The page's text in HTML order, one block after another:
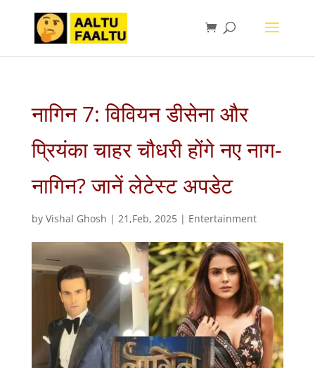
नागिन 7: विवियन डीसेना और
प्रियंका चाहर चौधरी होंगे नए नाग-
नागिन? जानें लेटेस्ट अपडेट
by Vishal Ghosh | 21,Feb, 2025| Entertainment